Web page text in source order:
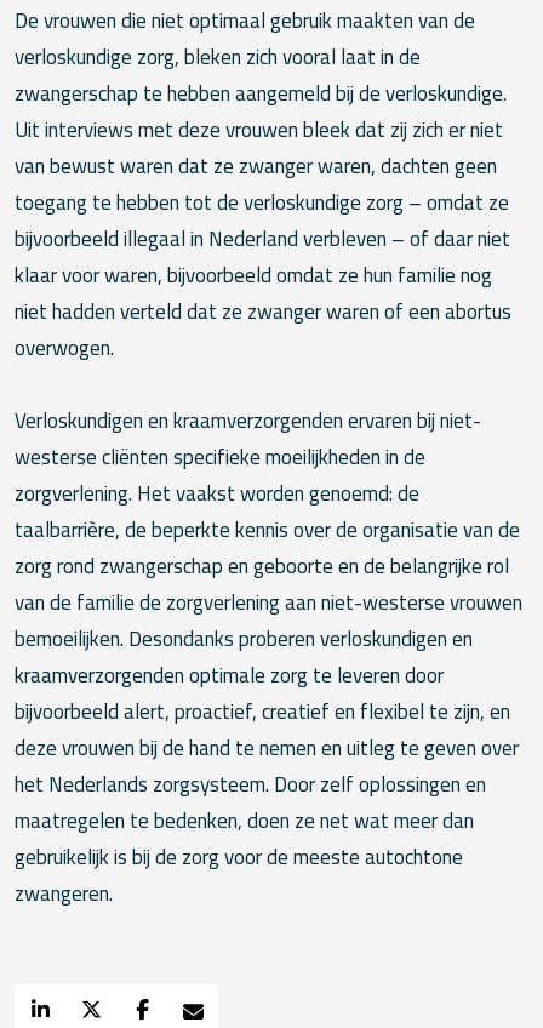
De vrouwen die niet optimaal gebruik maakten van de
verloskundige zorg, bleken zich vooral laat in de
zwangerschap te hebben aangemeld bij de verloskundige.
Uit interviews met deze vrouwen bleek dat zij zich er niet
van bewust waren dat ze zwanger waren, dachten geen
toegang te hebben tot de verloskundige zorg – omdat ze
bijvoorbeeld illegaal in Nederland verbleven – of daar niet
klaar voor waren, bijvoorbeeld omdat ze hun familie nog
niet hadden verteld dat ze zwanger waren of een abortus
overwogen.
Verloskundigen en kraamverzorgenden ervaren bij niet-
westerse cliënten specifieke moeilijkheden in de
zorgverlening. Het vaakst worden genoemd: de
taalbarrière, de beperkte kennis over de organisatie van de
zorg rond zwangerschap en geboorte en de belangrijke rol
van de familie de zorgverlening aan niet-westerse vrouwen
bemoeilijken. Desondanks proberen verloskundigen en
kraamverzorgenden optimale zorg te leveren door
bijvoorbeeld alert, proactief, creatief en flexibel te zijn, en
deze vrouwen bij de hand te nemen en uitleg te geven over
het Nederlands zorgsysteem. Door zelf oplossingen en
maatregelen te bedenken, doen ze net wat meer dan
gebruikelijk is bij de zorg voor de meeste autochtone
zwangeren.